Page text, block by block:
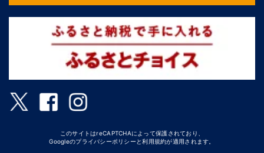
このサイトはreCAPTCHAによって保護されており、
Googleのプライバシーポリシー と利用規約が適用されます。